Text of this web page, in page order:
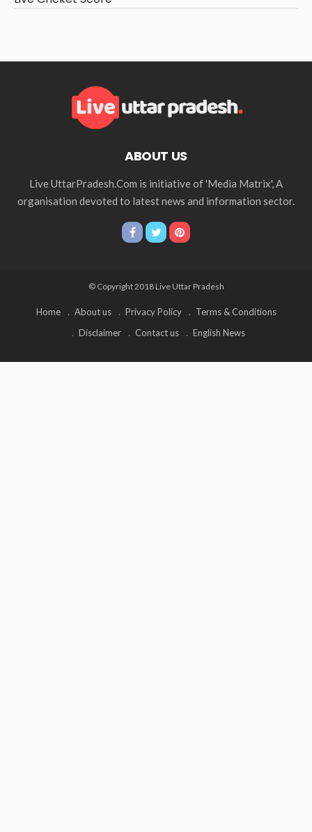
ABOUT US
Live UttarPradesh.Com is initiative of 'Media Matrix', A
organisation devoted to latest news and information sector.
© Copyright 2018 Live Uttar Pradesh
Home About us Privacy Policy
Terms & Conditions
Disclaimer
Contact us English News